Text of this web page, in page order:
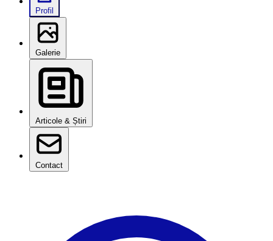
Profil
Galerie
Articole & Știri
Contact